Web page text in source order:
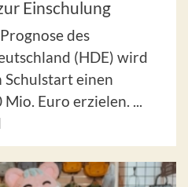
Einschulung
des
(HDE) wird
Schulstart einen
Euro erzielen. ...